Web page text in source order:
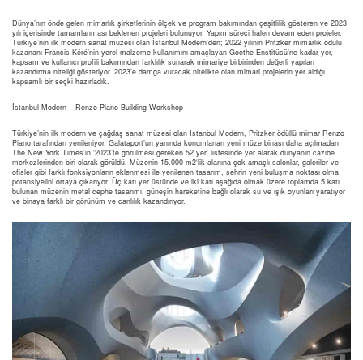
Dünya’nın önde gelen mimarlık şirketlerinin ölçek ve program bakımından çeşitlilik gösteren ve 2023
yılı içerisinde tamamlanması beklenen projeleri bulunuyor. Yapım süreci halen devam eden projeler,
Türkiye’nin ilk modern sanat müzesi olan İstanbul Modern’den; 2022 yılının Pritzker mimarlık ödülü
kazananı Francis Kéré’nin yerel malzeme kullanımını amaçlayan Goethe Enstitüsü’ne kadar yer,
kapsam ve kullanıcı profili bakımından farklılık sunarak mimariye birbirinden değerli yapıları
kazandırma niteliği gösteriyor. 2023’e damga vuracak nitelikte olan mimari projelerin yer aldığı
kapsamlı bir seçki hazırladık.
İstanbul Modern – Renzo Piano Building Workshop
Türkiye’nin ilk modern ve çağdaş sanat müzesi olan İstanbul Modern, Pritzker ödüllü mimar Renzo
Piano tarafından yenileniyor. Galataport’un yanında konumlanan yeni müze binası daha açılmadan
The New York Times’ın ‘2023’te görülmesi gereken 52 yer’ listesinde yer alarak dünyanın cazibe
merkezlerinden biri olarak görüldü. Müzenin 15.000 m2‘lik alanına çok amaçlı salonlar, galeriler ve
ofisler gibi farklı fonksiyonların eklenmesi ile yenilenen tasarım, şehrin yeni buluşma noktası olma
potansiyelini ortaya çıkarıyor. Üç katı yer üstünde ve iki katı aşağıda olmak üzere toplamda 5 katı
bulunan müzenin metal cephe tasarımı, güneşin hareketine bağlı olarak su ve ışık oyunları yaratıyor
ve binaya farklı bir görünüm ve canlılık kazandırıyor.